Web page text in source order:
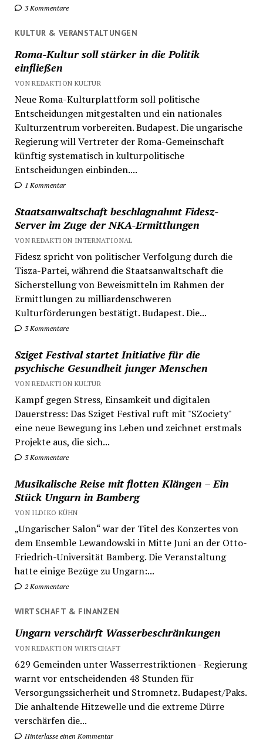
3 Kommentare
KULTUR & VERANSTALTUNGEN
Roma-Kultur soll stärker in die Politik
einfließen
VON REDAKTION KULTUR
Neue Roma-Kulturplattform soll politische
Entscheidungen mitgestalten und ein nationales
Kulturzentrum vorbereiten. Budapest. Die ungarische
Regierung will Vertreter der Roma-Gemeinschaft
künftig systematisch in kulturpolitische
Entscheidungen einbinden....
1 Kommentar
Staatsanwaltschaft beschlagnahmt Fidesz-
Server im Zuge der NKA-Ermittlungen
VON REDAKTION INTERNATIONAL
Fidesz spricht von politischer Verfolgung durch die
Tisza-Partei, während die Staatsanwaltschaft die
Sicherstellung von Beweismitteln im Rahmen der
Ermittlungen zu milliardenschweren
Kulturförderungen bestätigt. Budapest. Die...
3 Kommentare
Sziget Festival startet Initiative für die
psychische Gesundheit junger Menschen
VON REDAKTION KULTUR
Kampf gegen Stress, Einsamkeit und digitalen
Dauerstress: Das Sziget Festival ruft mit "SZociety"
eine neue Bewegung ins Leben und zeichnet erstmals
Projekte aus, die sich...
3 Kommentare
Musikalische Reise mit flotten Klängen – Ein
Stück Ungarn in Bamberg
VON ILDIKO KÜHN
„Ungarischer Salon“ war der Titel des Konzertes von
dem Ensemble Lewandowski in Mitte Juni an der Otto-
Friedrich-Universität Bamberg. Die Veranstaltung
hatte einige Bezüge zu Ungarn:...
2 Kommentare
WIRTSCHAFT & FINANZEN
Ungarn verschärft Wasserbeschränkungen
VON REDAKTION WIRTSCHAFT
629 Gemeinden unter Wasserrestriktionen - Regierung
warnt vor entscheidenden 48 Stunden für
Versorgungssicherheit und Stromnetz. Budapest/Paks.
Die anhaltende Hitzewelle und die extreme Dürre
verschärfen die...
Hinterlasse einen Kommentar